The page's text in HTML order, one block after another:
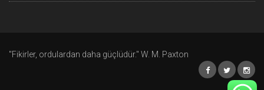
"Fikirler, ordulardan daha güçlüdür." W. M. Paxton